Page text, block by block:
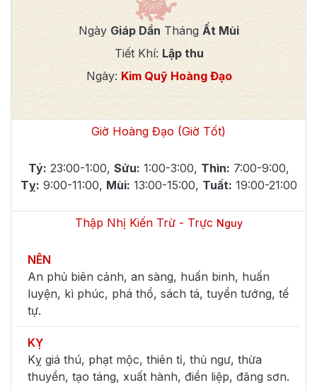
Ngày Giáp Dần Tháng Ất Mùi
Tiết Khí: Lập thu
Ngày: Kim Quỹ Hoàng Đạo
Giờ Hoàng Đạo (Giờ Tốt)
Tý: 23:00-1:00, Sửu: 1:00-3:00, Thìn: 7:00-9:00,
Tỵ: 9:00-11:00, Mùi: 13:00-15:00, Tuất: 19:00-21:00
Thập Nhị Kiến Trừ - Trực Nguy
NÊN
An phủ biên cảnh, an sàng, huấn binh, huấn
luyện, kì phúc, phá thổ, sách tá, tuyển tướng, tế
tự.
KỴ
Kỵ giá thú, phạt mộc, thiên tỉ, thủ ngư, thừa
thuyền, tạo táng, xuất hành, điền liệp, đăng sơn.